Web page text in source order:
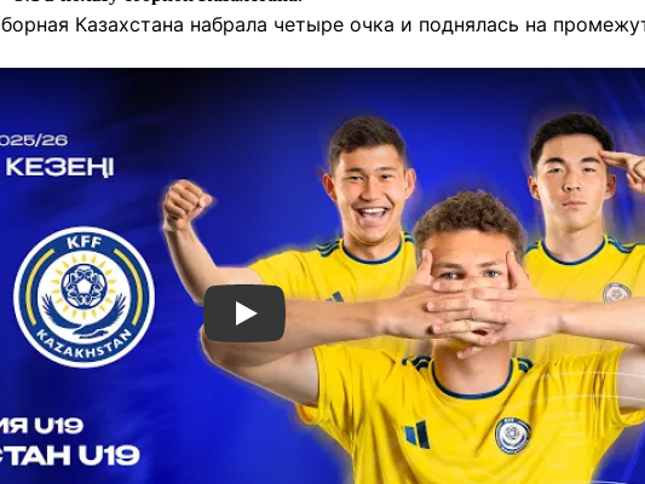
Казахстана набрала четыре очка и поднялась на
Смотреть видео YouTube